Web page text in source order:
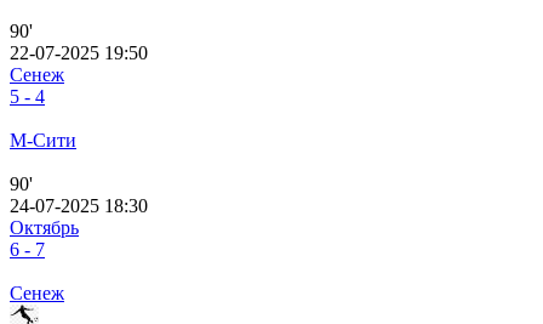
90'
22-07-2025 19:50
Сенеж
5 - 4
М-Сити
90'
24-07-2025 18:30
Октябрь
6 - 7
Сенеж